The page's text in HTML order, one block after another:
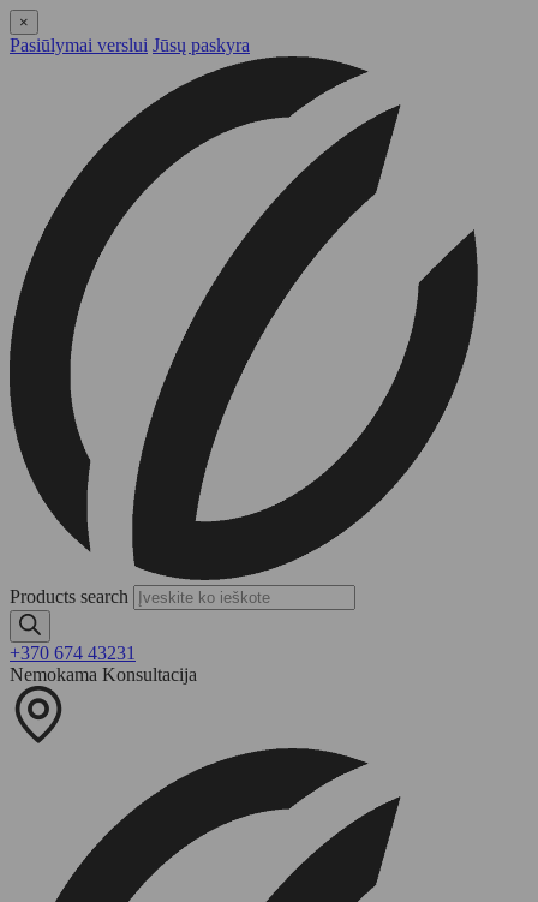
×
Pasiūlymai verslui Jūsų paskyra
Products search
+370 674 43231
Nemokama Konsultacija